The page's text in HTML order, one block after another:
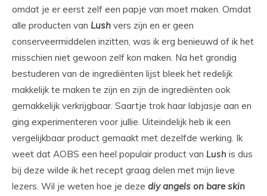
omdat je er eerst zelf een papje van moet maken. Omdat
alle producten van Lush vers zijn en er geen
conserveermiddelen inzitten, was ik erg benieuwd of ik het
misschien niet gewoon zelf kon maken. Na het grondig
bestuderen van de ingrediënten lijst bleek het redelijk
makkelijk te maken te zijn en zijn de ingrediënten ook
gemakkelijk verkrijgbaar. Saartje trok haar labjasje aan en
ging experimenteren voor jullie. Uiteindelijk heb ik een
vergelijkbaar product gemaakt met dezelfde werking. Ik
weet dat AOBS een heel populair product van Lush is dus
bij deze wilde ik het recept graag delen met mijn lieve
lezers. Wil je weten hoe je deze diy angels on bare skin